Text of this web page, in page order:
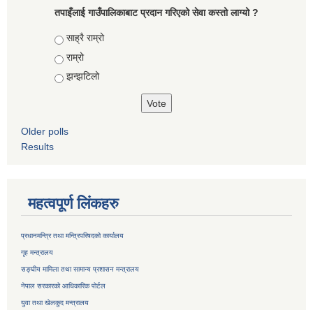
तपाइँलाई गाउँपालिकाबाट प्रदान गरिएको सेवा कस्तो लाग्यो ?
Choices
साह्रै राम्रो
राम्रो
झन्झटिलो
Older polls
Results
महत्वपूर्ण लिंकहरु
प्रधानमन्त्रि तथा मन्त्रिपरिषदको कार्यालय
गृह मन्त्रालय
सङ्घीय मामिला तथा सामान्य प्रशासन मन्त्रालय
नेपाल सरकारको आधिकारिक पोर्टल
युवा तथा खेलकुद मन्त्रालय